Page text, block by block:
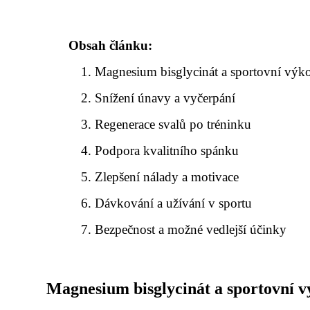
Obsah článku:
Magnesium bisglycinát a sportovní
Snížení únavy a vyčerpání
Regenerace svalů po tréninku
Podpora kvalitního spánku
Zlepšení nálady a motivace
Dávkování a užívání v sportu
Bezpečnost a možné vedlejší účinky
Magnesium bisglycinát a sportovní